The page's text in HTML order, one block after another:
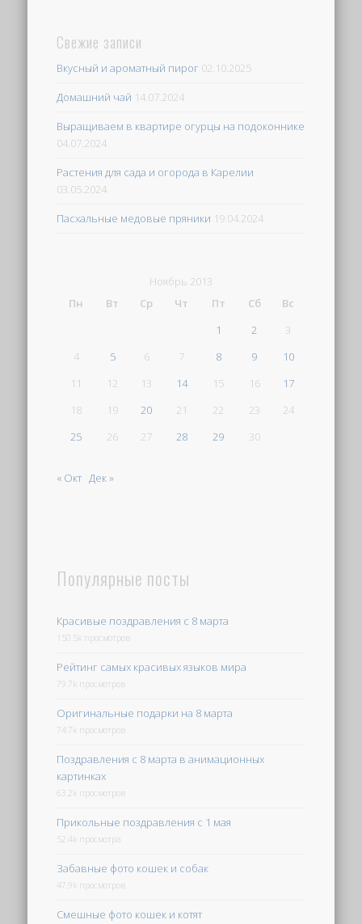
Свежие записи
Вкусный и ароматный пирог 02.10.2025
Домашний чай 14.07.2024
Выращиваем в квартире огурцы на подоконнике
04.07.2024
Растения для сада и огорода в Карелии
03.05.2024
Пасхальные медовые пряники 19.04.2024
Ноябрь 2013
Пн
Вт Ср Чт Пт Сб
Вс
1
2
3
4
5 6 7 8 9
10
11
12 13 14 15 16
17
18
19 20 21 22 23
24
25
26 27 28 29 30
« Окт Дек »
Популярные посты
Красивые поздравления с 8 марта
150.5k просмотров
Рейтинг самых красивых языков мира
79.7k просмотров
Оригинальные подарки на 8 марта
74.7k просмотров
Поздравления с 8 марта в анимационных
картинках
63.2k просмотров
Прикольные поздравления с 1 мая
52.4k просмотра
Забавные фото кошек и собак
47.9k просмотров
Смешные фото кошек и котят